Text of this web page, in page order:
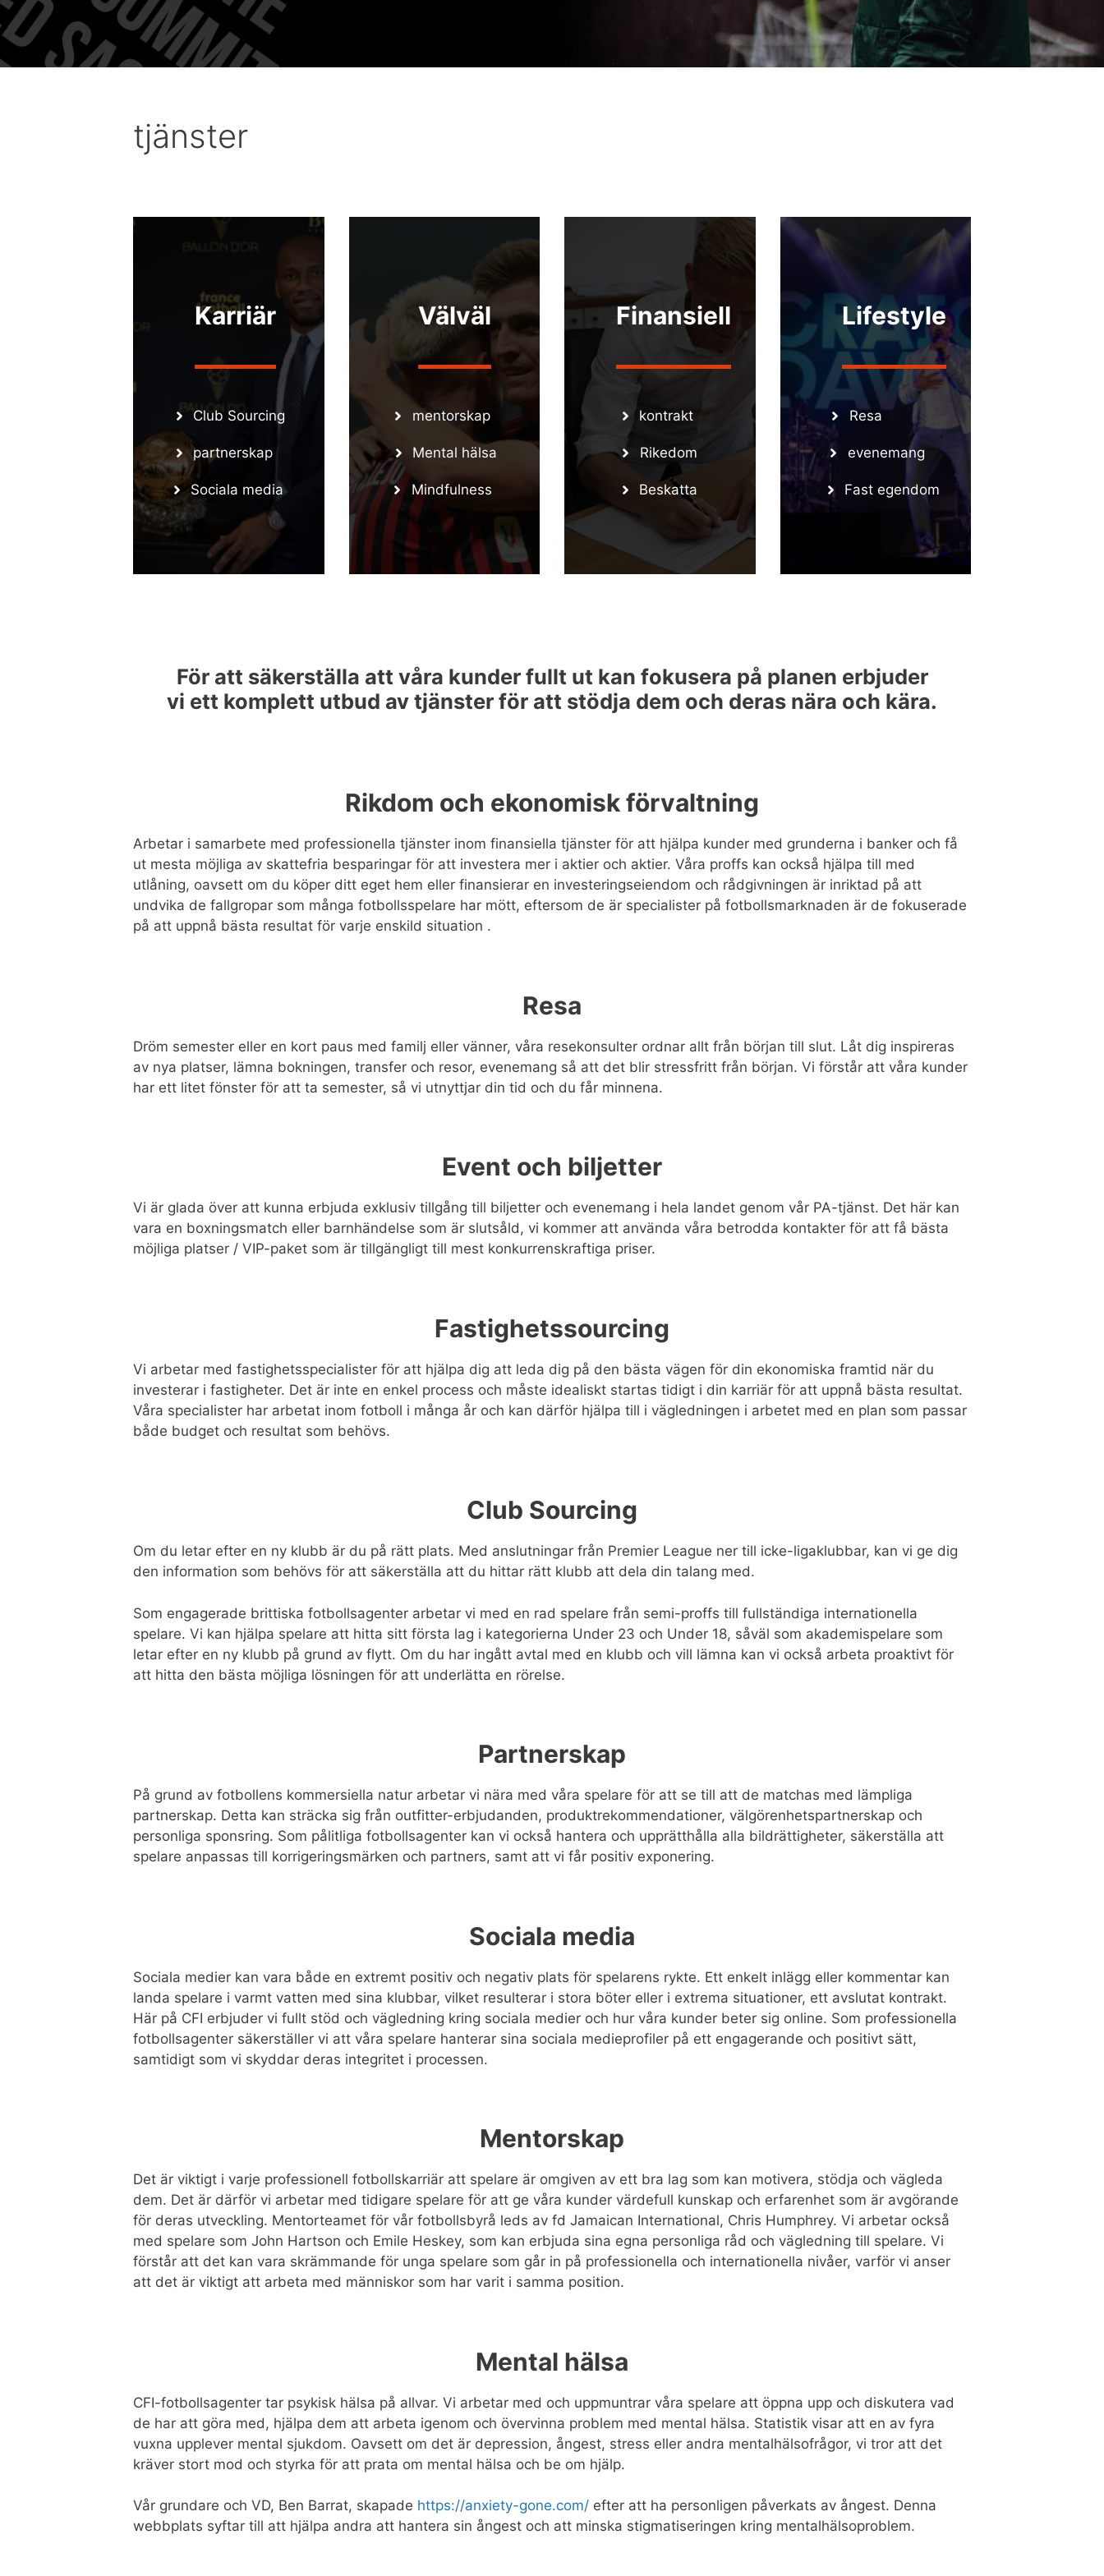
tjänster
Karriär
Club Sourcing
partnerskap
Sociala media
Välväl
mentorskap
Mental hälsa
Mindfulness
Finansiell
kontrakt
Rikedom
Beskatta
Lifestyle
Resa
evenemang
Fast egendom
För att säkerställa att våra kunder fullt ut kan fokusera på planen erbjuder
vi ett komplett utbud av tjänster för att stödja dem och deras nära och kära.
Rikdom och ekonomisk förvaltning
Arbetar i samarbete med professionella tjänster inom finansiella tjänster för att hjälpa kunder med grunderna i banker och få
ut mesta möjliga av skattefria besparingar för att investera mer i aktier och aktier. Våra proffs kan också hjälpa till med
utlåning, oavsett om du köper ditt eget hem eller finansierar en investeringseiendom och rådgivningen är inriktad på att
undvika de fallgropar som många fotbollsspelare har mött, eftersom de är specialister på fotbollsmarknaden är de fokuserade
på att uppnå bästa resultat för varje enskild situation .
Resa
Dröm semester eller en kort paus med familj eller vänner, våra resekonsulter ordnar allt från början till slut. Låt dig inspireras
av nya platser, lämna bokningen, transfer och resor, evenemang så att det blir stressfritt från början. Vi förstår att våra kunder
har ett litet fönster för att ta semester, så vi utnyttjar din tid och du får minnena.
Event och biljetter
Vi är glada över att kunna erbjuda exklusiv tillgång till biljetter och evenemang i hela landet genom vår PA-tjänst. Det här kan
vara en boxningsmatch eller barnhändelse som är slutsåld, vi kommer att använda våra betrodda kontakter för att få bästa
möjliga platser / VIP-paket som är tillgängligt till mest konkurrenskraftiga priser.
Fastighetssourcing
Vi arbetar med fastighetsspecialister för att hjälpa dig att leda dig på den bästa vägen för din ekonomiska framtid när du
investerar i fastigheter. Det är inte en enkel process och måste idealiskt startas tidigt i din karriär för att uppnå bästa resultat.
Våra specialister har arbetat inom fotboll i många år och kan därför hjälpa till i vägledningen i arbetet med en plan som passar
både budget och resultat som behövs.
Club Sourcing
Om du letar efter en ny klubb är du på rätt plats. Med anslutningar från Premier League ner till icke-ligaklubbar, kan vi ge dig
den information som behövs för att säkerställa att du hittar rätt klubb att dela din talang med.
Som engagerade brittiska fotbollsagenter arbetar vi med en rad spelare från semi-proffs till fullständiga internationella
spelare. Vi kan hjälpa spelare att hitta sitt första lag i kategorierna Under 23 och Under 18, såväl som akademispelare som
letar efter en ny klubb på grund av flytt. Om du har ingått avtal med en klubb och vill lämna kan vi också arbeta proaktivt för
att hitta den bästa möjliga lösningen för att underlätta en rörelse.
Partnerskap
På grund av fotbollens kommersiella natur arbetar vi nära med våra spelare för att se till att de matchas med lämpliga
partnerskap. Detta kan sträcka sig från outfitter-erbjudanden, produktrekommendationer, välgörenhetspartnerskap och
personliga sponsring. Som pålitliga fotbollsagenter kan vi också hantera och upprätthålla alla bildrättigheter, säkerställa att
spelare anpassas till korrigeringsmärken och partners, samt att vi får positiv exponering.
Sociala media
Sociala medier kan vara både en extremt positiv och negativ plats för spelarens rykte. Ett enkelt inlägg eller kommentar kan
landa spelare i varmt vatten med sina klubbar, vilket resulterar i stora böter eller i extrema situationer, ett avslutat kontrakt.
Här på CFI erbjuder vi fullt stöd och vägledning kring sociala medier och hur våra kunder beter sig online. Som professionella
fotbollsagenter säkerställer vi att våra spelare hanterar sina sociala medieprofiler på ett engagerande och positivt sätt,
samtidigt som vi skyddar deras integritet i processen.
Mentorskap
Det är viktigt i varje professionell fotbollskarriär att spelare är omgiven av ett bra lag som kan motivera, stödja och vägleda
dem. Det är därför vi arbetar med tidigare spelare för att ge våra kunder värdefull kunskap och erfarenhet som är avgörande
för deras utveckling. Mentorteamet för vår fotbollsbyrå leds av fd Jamaican International, Chris Humphrey. Vi arbetar också
med spelare som John Hartson och Emile Heskey, som kan erbjuda sina egna personliga råd och vägledning till spelare. Vi
förstår att det kan vara skrämmande för unga spelare som går in på professionella och internationella nivåer, varför vi anser
att det är viktigt att arbeta med människor som har varit i samma position.
Mental hälsa
CFI-fotbollsagenter tar psykisk hälsa på allvar. Vi arbetar med och uppmuntrar våra spelare att öppna upp och diskutera vad
de har att göra med, hjälpa dem att arbeta igenom och övervinna problem med mental hälsa. Statistik visar att en av fyra
vuxna upplever mental sjukdom. Oavsett om det är depression, ångest, stress eller andra mentalhälsofrågor, vi tror att det
kräver stort mod och styrka för att prata om mental hälsa och be om hjälp.
Vår grundare och VD, Ben Barrat, skapade https://anxiety-gone.com/ efter att ha personligen påverkats av ångest. Denna
webbplats syftar till att hjälpa andra att hantera sin ångest och att minska stigmatiseringen kring mentalhälsoproblem.